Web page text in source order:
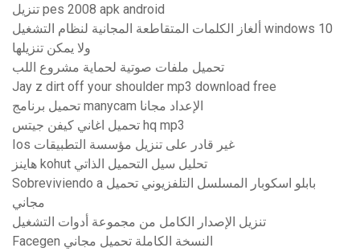
تنزيل pes 2008 apk android
ألغاز الكلمات المتقاطعة المجانية لنظام التشغيل windows 10
ولا يمكن تنزيلها
تحميل ملفات صوتية لحماية مشروع اللب
Jay z dirt off your shoulder mp3 download free
تحميل برنامج manycam الإعداد مجانا
تحميل اغاني كيفن جيتس hq mp3
Ios غير قادر على تنزيل مؤسسة التطبيقات
هاينز kohut تحليل سيل التحميل الذاتي
Sobreviviendo a بابلو اسكوبار المسلسل التلفزيوني تحميل
مجاني
تنزيل الإصدار الكامل من مجموعة أدوات التشغيل
Facegen النسخة الكاملة تحميل مجاني